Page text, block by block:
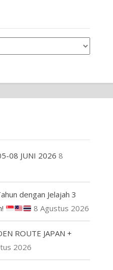
08 JUNI 2026 8
dengan Jelajah 3
8 Agustus 2026
ROUTE JAPAN +
2026